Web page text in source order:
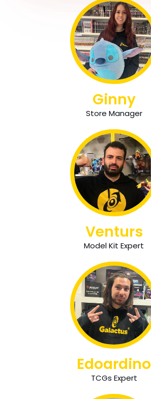
Ginny
Store Manager
Venturs
Model Kit Expert
Edoardino
TCGs Expert